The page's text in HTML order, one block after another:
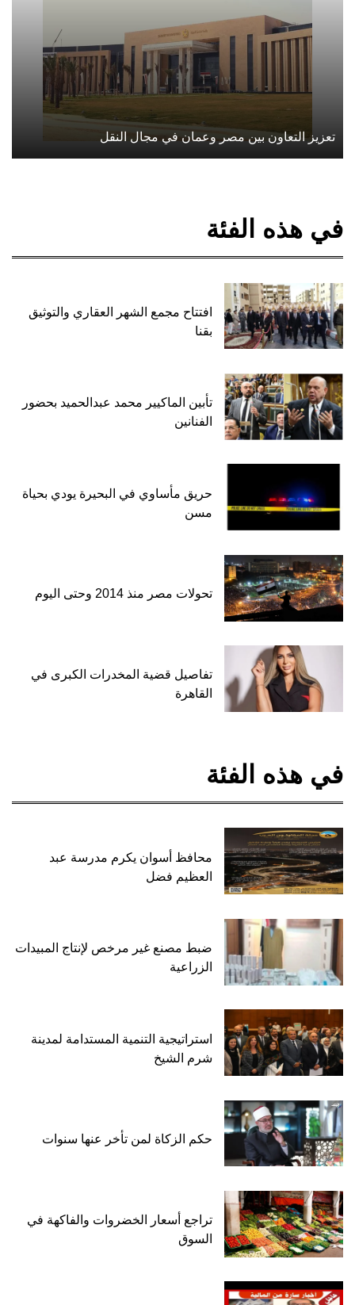
تعزيز التعاون بين مصر وعمان في مجال النقل
في هذه الفئة
افتتاح مجمع الشهر العقاري والتوثيق
بقنا
تأبين الماكيير محمد عبدالحميد بحضور
الفنانين
حريق مأساوي في البحيرة يودي بحياة
مسن
تحولات مصر منذ 2014 وحتى اليوم
تفاصيل قضية المخدرات الكبرى في
القاهرة
في هذه الفئة
محافظ أسوان يكرم مدرسة عبد
العظيم فضل
ضبط مصنع غير مرخص لإنتاج المبيدات
الزراعية
استراتيجية التنمية المستدامة لمدينة
شرم الشيخ
حكم الزكاة لمن تأخر عنها سنوات
تراجع أسعار الخضروات والفاكهة في
السوق